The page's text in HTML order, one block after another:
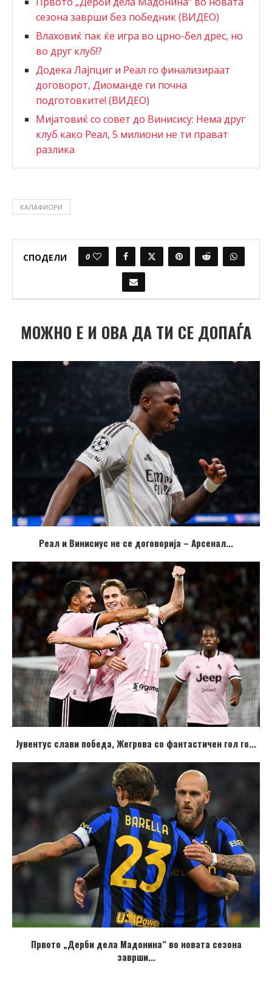
сезона заврши без победник (ВИДЕО)
Влаховиќ пак ќе игра во црно-бел дрес, но
во друг клуб!?
Додека Лајпциг и Реал го финализираат
договорот, Диоманде ги почна
подготовките! (ВИДЕО)
Мијатовиќ со совет до Винисису: Нема друг
клуб како Реал, 5 милиони не ти прават
разлика
КАЛАФИОРИ
СПОДЕЛИ 0
МОЖНО Е И ОВА ДА ТИ СЕ ДОПАЃА
Реал и Винисиус не се договорија – Арсенал...
Јувентус слави победа, Жегрова со фантастичен гол го...
Првото „Дерби дела Мадонина“ во новата сезона
заврши...